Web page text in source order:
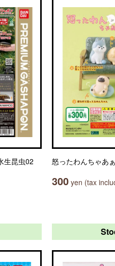
生昆虫02
怒ったわんちゃあ
300 yen (tax